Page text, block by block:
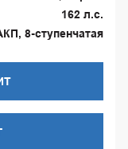
162 л.с.
8-ступенчатая